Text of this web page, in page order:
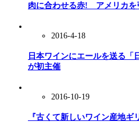
肉に合わせる赤! アメリカを
2016-4-18
日本ワインにエールを送る「
が初主催
2016-10-19
『古くて新しいワイン産地ギ